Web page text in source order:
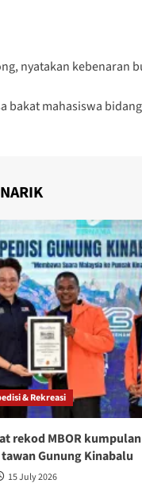
nyatakan kebenaran
bakat mahasiswa
& Rekreasi
rekod MBOR
Gunung Kinabalu
15 July 2026